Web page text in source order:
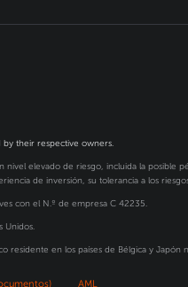
by their respective owners.
nivel elevado de riesgo, incluida la posible
de inversión, su tolerancia a los
con el N.º de empresa C 42235.
Unidos.
residente en los países de Bélgica y
AML